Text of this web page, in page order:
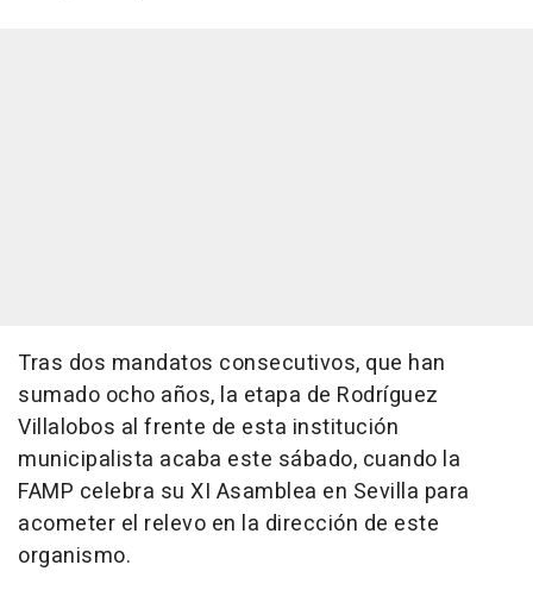
Tras dos mandatos consecutivos, que han
sumado ocho años, la etapa de Rodríguez
Villalobos al frente de esta institución
municipalista acaba este sábado, cuando la
FAMP celebra su XI Asamblea en Sevilla para
acometer el relevo en la dirección de este
organismo.